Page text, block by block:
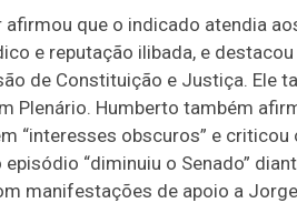
afirmou que o indicado atendia
e reputação ilibada, e
de Constituição e Justiça. Ele
Plenário. Humberto também
“interesses obscuros” e
episódio “diminuiu o Senado”
manifestações de apoio a